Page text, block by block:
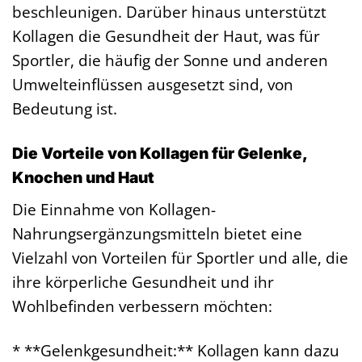
beschleunigen. Darüber hinaus unterstützt
Kollagen die Gesundheit der Haut, was für
Sportler, die häufig der Sonne und anderen
Umwelteinflüssen ausgesetzt sind, von
Bedeutung ist.
Die Vorteile von Kollagen für Gelenke,
Knochen und Haut
Die Einnahme von Kollagen-
Nahrungsergänzungsmitteln bietet eine
Vielzahl von Vorteilen für Sportler und alle, die
ihre körperliche Gesundheit und ihr
Wohlbefinden verbessern möchten:
* **Gelenkgesundheit:** Kollagen kann dazu